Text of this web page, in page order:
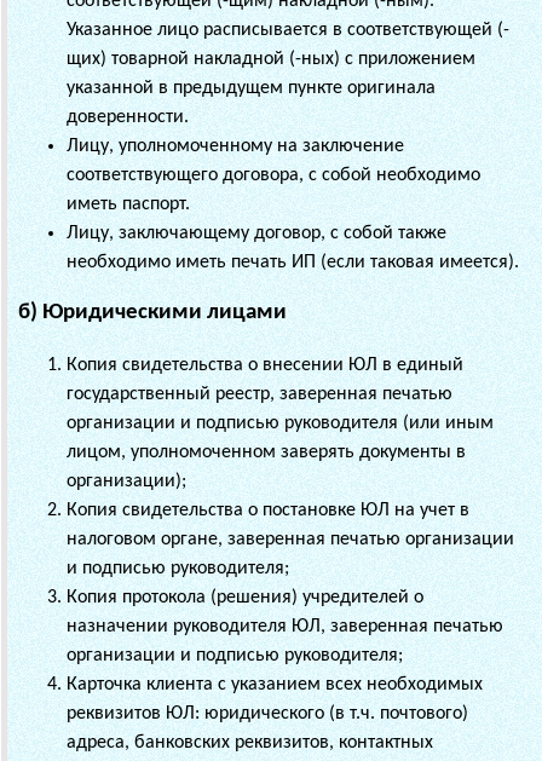
Указанное лицо расписывается в соответствующей (-
щих) товарной накладной (-ных) с приложением
указанной в предыдущем пункте оригинала
доверенности.
Лицу, уполномоченному на заключение
соответствующего договора, с собой необходимо
иметь паспорт.
Лицу, заключающему договор, с собой также
необходимо иметь печать ИП (если таковая имеется).
б) Юридическими лицами
Копия свидетельства о внесении ЮЛ в единый
государственный реестр, заверенная печатью
организации и подписью руководителя (или иным
лицом, уполномоченном заверять документы в
организации);
Копия свидетельства о постановке ЮЛ на учет в
налоговом органе, заверенная печатью организации
и подписью руководителя;
Копия протокола (решения) учредителей о
назначении руководителя ЮЛ, заверенная печатью
организации и подписью руководителя;
Карточка клиента с указанием всех необходимых
реквизитов ЮЛ: юридического (в т.ч. почтового)
адреса, банковских реквизитов, контактных